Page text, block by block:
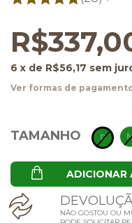
6 x de R$56,17 sem
Ver formas de
TAMANHO P
ADICIONAR
DEVOLUÇ
NÃO GOSTOU OU